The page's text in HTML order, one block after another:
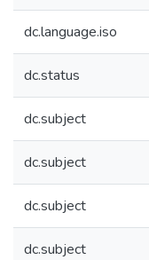
dc.language.iso
dc.status
dc.subject
dc.subject
dc.subject
dc.subject